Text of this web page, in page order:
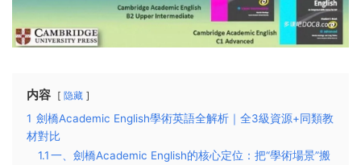
内容 隐藏
1 劍橋Academic English學術英語全解析｜全3級資源+同類教
材對比
1.1​一、劍橋Academic English的核心定位：把“學術場景”搬